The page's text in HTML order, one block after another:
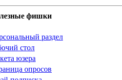
фишки
раздел
стол
юзера
опросов